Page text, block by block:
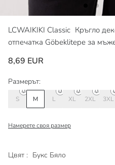
LCWAIKIKI Classic Кръгло
отпечатка Göbeklitepe за
8,69 EUR
Цвят : Букс Бяло
Размерът:
S M L XL 2XL 3XL
Намерете своя размер